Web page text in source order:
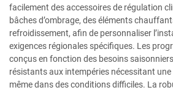
facilement des accessoires de régulation
bâches d’ombrage, des éléments
refroidissement, afin de personnaliser
exigences régionales spécifiques. Les
conçus en fonction des besoins
résistants aux intempéries nécessitant
même dans des conditions difficiles. La